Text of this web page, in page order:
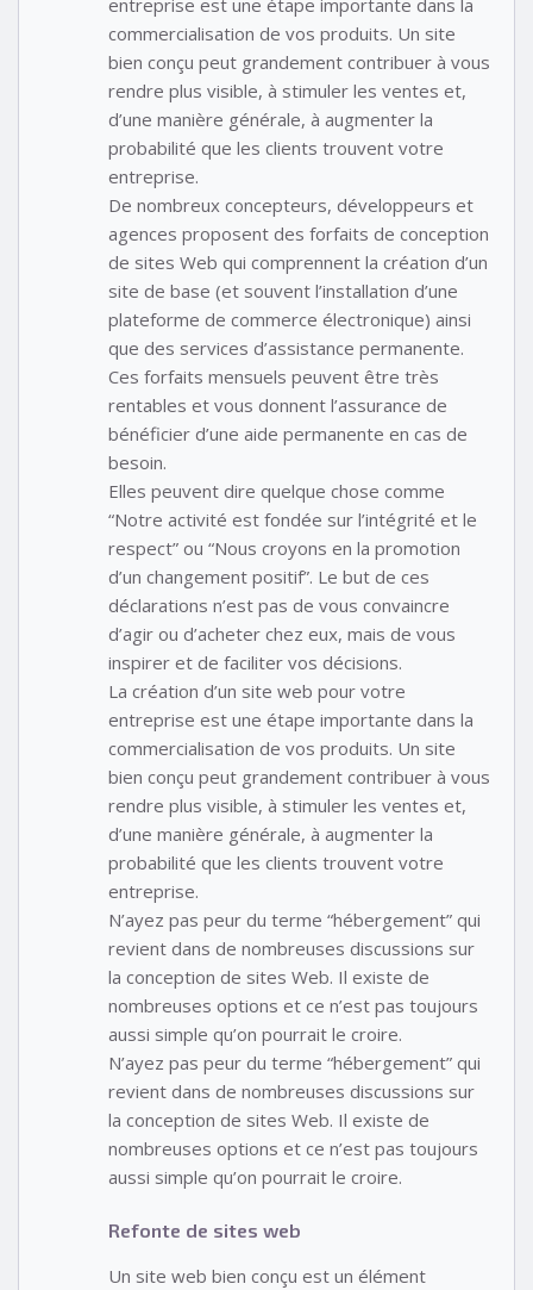
entreprise est une étape importante dans la
commercialisation de vos produits. Un site
bien conçu peut grandement contribuer à vous
rendre plus visible, à stimuler les ventes et,
d’une manière générale, à augmenter la
probabilité que les clients trouvent votre
entreprise.
De nombreux concepteurs, développeurs et
agences proposent des forfaits de conception
de sites Web qui comprennent la création d’un
site de base (et souvent l’installation d’une
plateforme de commerce électronique) ainsi
que des services d’assistance permanente.
Ces forfaits mensuels peuvent être très
rentables et vous donnent l’assurance de
bénéficier d’une aide permanente en cas de
besoin.
Elles peuvent dire quelque chose comme
“Notre activité est fondée sur l’intégrité et le
respect” ou “Nous croyons en la promotion
d’un changement positif”. Le but de ces
déclarations n’est pas de vous convaincre
d’agir ou d’acheter chez eux, mais de vous
inspirer et de faciliter vos décisions.
La création d’un site web pour votre
entreprise est une étape importante dans la
commercialisation de vos produits. Un site
bien conçu peut grandement contribuer à vous
rendre plus visible, à stimuler les ventes et,
d’une manière générale, à augmenter la
probabilité que les clients trouvent votre
entreprise.
N’ayez pas peur du terme “hébergement” qui
revient dans de nombreuses discussions sur
la conception de sites Web. Il existe de
nombreuses options et ce n’est pas toujours
aussi simple qu’on pourrait le croire.
N’ayez pas peur du terme “hébergement” qui
revient dans de nombreuses discussions sur
la conception de sites Web. Il existe de
nombreuses options et ce n’est pas toujours
aussi simple qu’on pourrait le croire.
Refonte de sites web
Un site web bien conçu est un élément